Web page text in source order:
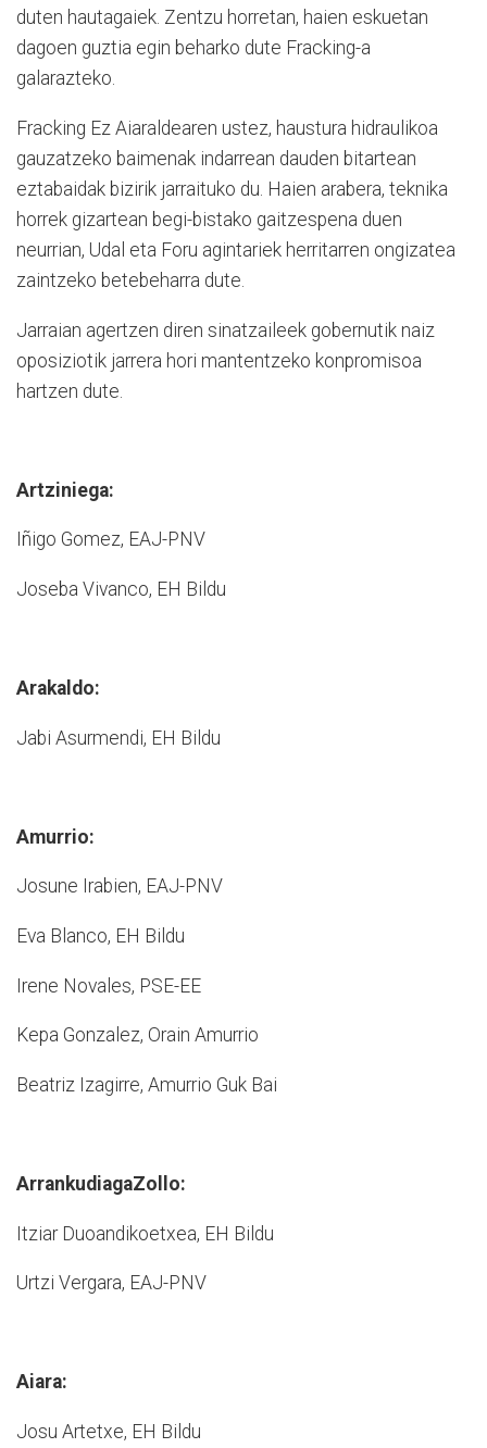
duten hautagaiek. Zentzu horretan, haien eskuetan
dagoen guztia egin beharko dute Fracking-a
galarazteko.
Fracking Ez Aiaraldearen ustez, haustura hidraulikoa
gauzatzeko baimenak indarrean dauden bitartean
eztabaidak bizirik jarraituko du. Haien arabera, teknika
horrek gizartean begi-bistako gaitzespena duen
neurrian, Udal eta Foru agintariek herritarren ongizatea
zaintzeko betebeharra dute.
Jarraian agertzen diren sinatzaileek gobernutik naiz
oposiziotik jarrera hori mantentzeko konpromisoa
hartzen dute.
Artziniega:
Iñigo Gomez, EAJ-­PNV
Joseba Vivanco, EH Bildu
Arakaldo:
Jabi Asurmendi, EH Bildu
Amurrio:
Josune Irabien, EAJ-­PNV
Eva Blanco, EH Bildu
Irene Novales, PSE-­EE
Kepa Gonzalez, Orain Amurrio
Beatriz Izagirre, Amurrio Guk Bai
Arrankudiaga­Zollo:
Itziar Duoandikoetxea, EH Bildu
Urtzi Vergara, EAJ-PNV
Aiara:
Josu Artetxe, EH Bildu